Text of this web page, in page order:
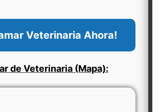
Veterinaria Ahora!
de Veterinaria (Mapa):